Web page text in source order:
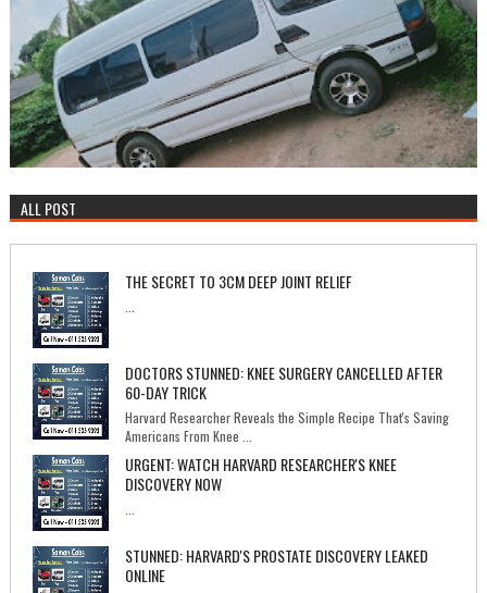
ALL POST
THE SECRET TO 3CM DEEP JOINT RELIEF
DOCTORS STUNNED: KNEE SURGERY CANCELLED AFTER
60-DAY TRICK
Harvard Researcher Reveals the Simple Recipe That's Saving
Americans From Knee ...
URGENT: WATCH HARVARD RESEARCHER'S KNEE
DISCOVERY NOW
STUNNED: HARVARD'S PROSTATE DISCOVERY LEAKED
ONLINE